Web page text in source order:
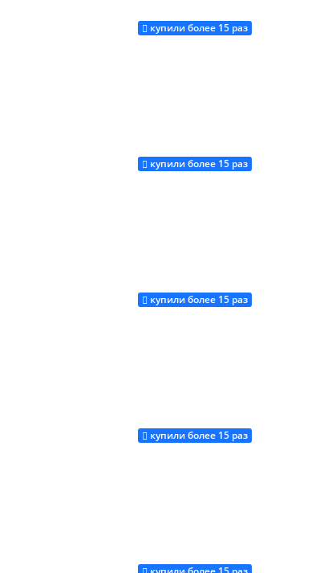
Купить
купили более 15 раз
Купить
купили более 15 раз
Купить
купили более 15 раз
Купить
купили более 15 раз